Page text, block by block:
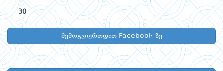
30
შემოგვიერთდით Facebook-ზე